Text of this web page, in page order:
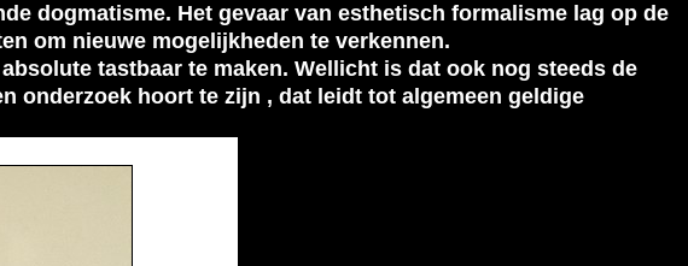
dogmatisme. Het gevaar van esthetisch formalisme lag op de
om nieuwe mogelijkheden te verkennen.
tastbaar te maken. Wellicht is dat ook nog steeds de
onderzoek hoort te zijn , dat leidt tot algemeen geldige